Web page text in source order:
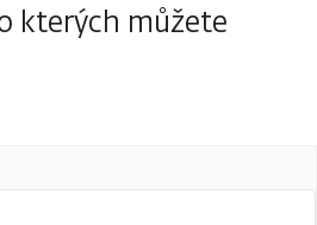
kterých můžete